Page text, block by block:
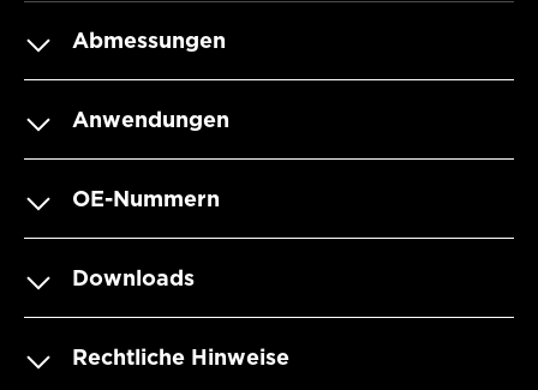
Abmessungen
Anwendungen
OE-Nummern
Downloads
Rechtliche Hinweise